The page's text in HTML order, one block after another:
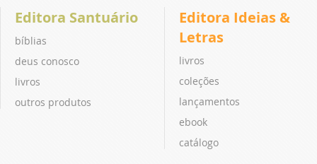
Editora Santuário
bíblias
deus conosco
livros
outros produtos
Editora Ideias &
Letras
livros
coleções
lançamentos
ebook
catálogo